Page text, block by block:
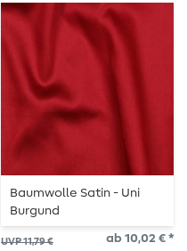
Baumwolle Satin - Uni
Burgund
UVP 11,79 € ab 10,02 € *